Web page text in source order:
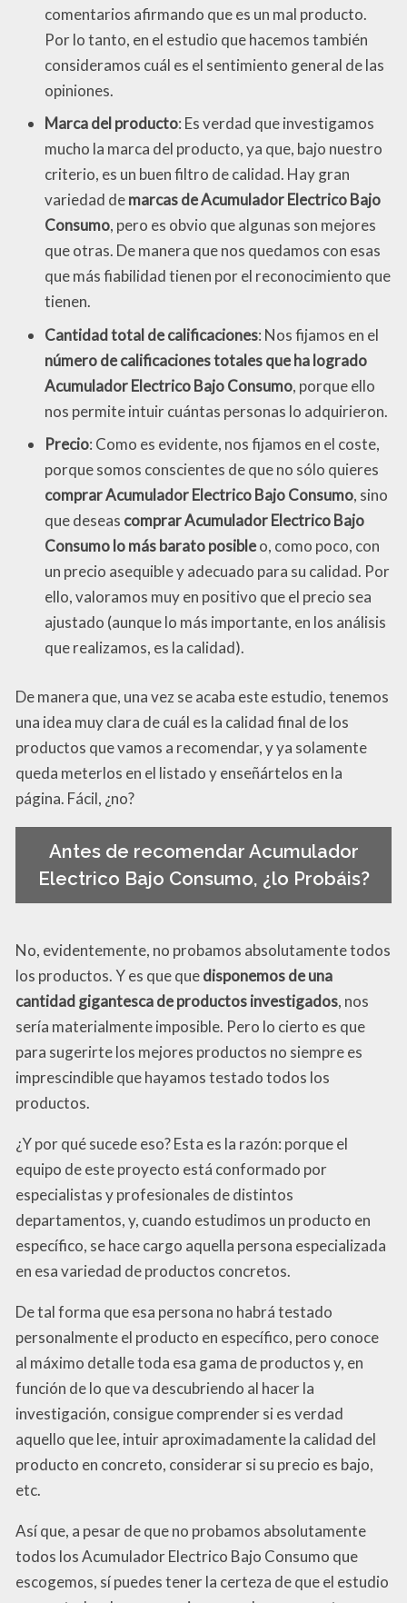
comentarios afirmando que es un mal producto.
Por lo tanto, en el estudio que hacemos también
consideramos cuál es el sentimiento general de las
opiniones.
Marca del producto: Es verdad que investigamos
mucho la marca del producto, ya que, bajo nuestro
criterio, es un buen filtro de calidad. Hay gran
variedad demarcas de Acumulador Electrico Bajo
Consumo, pero es obvio que algunas son mejores
que otras. De manera que nos quedamos con esas
que más fiabilidad tienen por el reconocimiento que
tienen.
Cantidad total de calificaciones: Nos fijamos en el
número de calificaciones totales que ha logrado
Acumulador Electrico Bajo Consumo, porque ello
nos permite intuir cuántas personas lo adquirieron.
Precio: Como es evidente, nos fijamos en el coste,
porque somos conscientes de que no sólo quieres
comprar Acumulador Electrico Bajo Consumo, sino
que deseas comprar Acumulador Electrico Bajo
Consumo lo más barato posibleo, como poco, con
un precio asequible y adecuado para su calidad. Por
ello, valoramos muy en positivo que el precio sea
ajustado (aunque lo más importante, en los análisis
que realizamos, es la calidad).
De manera que, una vez se acaba este estudio, tenemos
una idea muy clara de cuál es la calidad final de los
productos que vamos a recomendar, y ya solamente
queda meterlos en el listado y enseñártelos en la
página. Fácil, ¿no?
Antes de recomendar Acumulador
Electrico Bajo Consumo, ¿lo Probáis?
No, evidentemente, no probamos absolutamente todos
los productos. Y es que quedisponemos de una
cantidad gigantesca de productos investigados, nos
sería materialmente imposible. Pero lo cierto es que
para sugerirte los mejores productos no siempre es
imprescindible que hayamos testado todos los
productos.
¿Y por qué sucede eso? Esta es la razón: porque el
equipo de este proyecto está conformado por
especialistas y profesionales de distintos
departamentos, y, cuando estudimos un producto en
específico, se hace cargo aquella persona especializada
en esa variedad de productos concretos.
De tal forma que esa persona no habrá testado
personalmente el producto en específico, pero conoce
al máximo detalle toda esa gama de productos y, en
función de lo que va descubriendo al hacer la
investigación, consigue comprender si es verdad
aquello que lee, intuir aproximadamente la calidad del
producto en concreto, considerar si su precio es bajo,
etc.
Así que, a pesar de que no probamos absolutamente
todos los Acumulador Electrico Bajo Consumo que
escogemos, sí puedes tener la certeza de que el estudio